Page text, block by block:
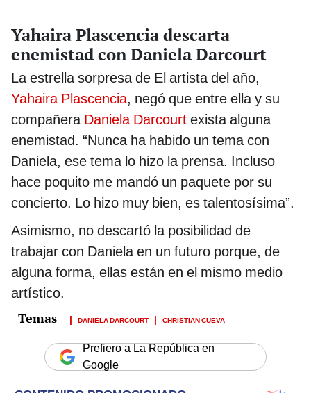
Yahaira Plascencia descarta
enemistad con Daniela Darcourt
La estrella sorpresa de El artista del año,
Yahaira Plascencia, negó que entre ella y su
compañera Daniela Darcourt exista alguna
enemistad. “Nunca ha habido un tema con
Daniela, ese tema lo hizo la prensa. Incluso
hace poquito me mandó un paquete por su
concierto. Lo hizo muy bien, es talentosísima”.
Asimismo, no descartó la posibilidad de
trabajar con Daniela en un futuro porque, de
alguna forma, ellas están en el mismo medio
artístico.
DANIELA DARCOURT CHRISTIAN CUEVA
Prefiero a La República en
Google